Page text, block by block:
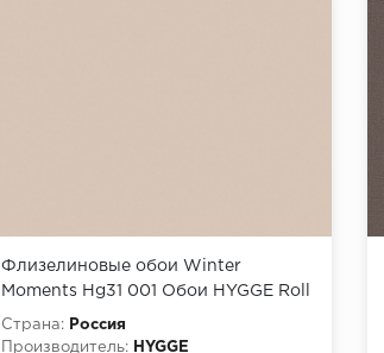
Флизелиновые обои Winter
Moments Hg31 001 Обои HYGGE Roll
(Winter Moments) (1*6) 10,05x1,00
флизелин
Страна:
Россия
Производитель:
HYGGE